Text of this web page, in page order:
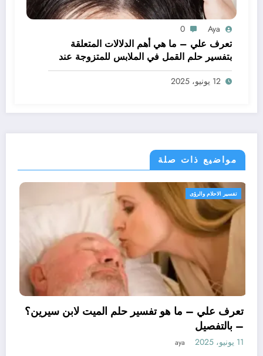
Aya
0
تعرف علي – ما هي أهم الدلالات المتعلقة
بتفسير حلم القمل في الملابس للمتزوجة عند
ابن سيرين؟ – بالتفصيل
12 يونيو، 2025
مواضيع ذات صلة
تعرف علي – ما هو
سيرين لتفسير حلم